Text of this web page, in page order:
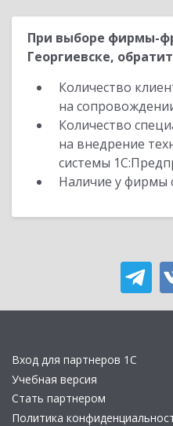
При выборе фирмы-
Георгиевске,
Количество
на
Количество
на внедрение
системы
Наличие у фирмы
Вход для партнеров 1С
Учебная версия
Стать партнером
Политика